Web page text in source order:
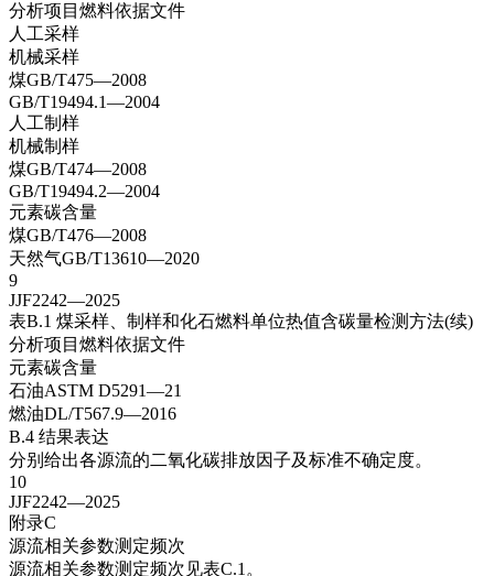
分析项目燃料依据文件
人工采样
机械采样
煤GB/T475—2008
GB/T19494.1—2004
人工制样
机械制样
煤GB/T474—2008
GB/T19494.2—2004
元素碳含量
煤GB/T476—2008
天然气GB/T13610—2020
9
JJF2242—2025
表B.1 煤采样、制样和化石燃料单位热值含碳量检测方法(续)
分析项目燃料依据文件
元素碳含量
石油ASTM D5291—21
燃油DL/T567.9—2016
B.4 结果表达
分别给出各源流的二氧化碳排放因子及标准不确定度。
10
JJF2242—2025
附录C
源流相关参数测定频次
源流相关参数测定频次见表C.1。